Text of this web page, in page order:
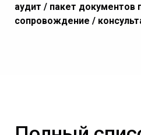
аудит / пакет документов
сопровождение /